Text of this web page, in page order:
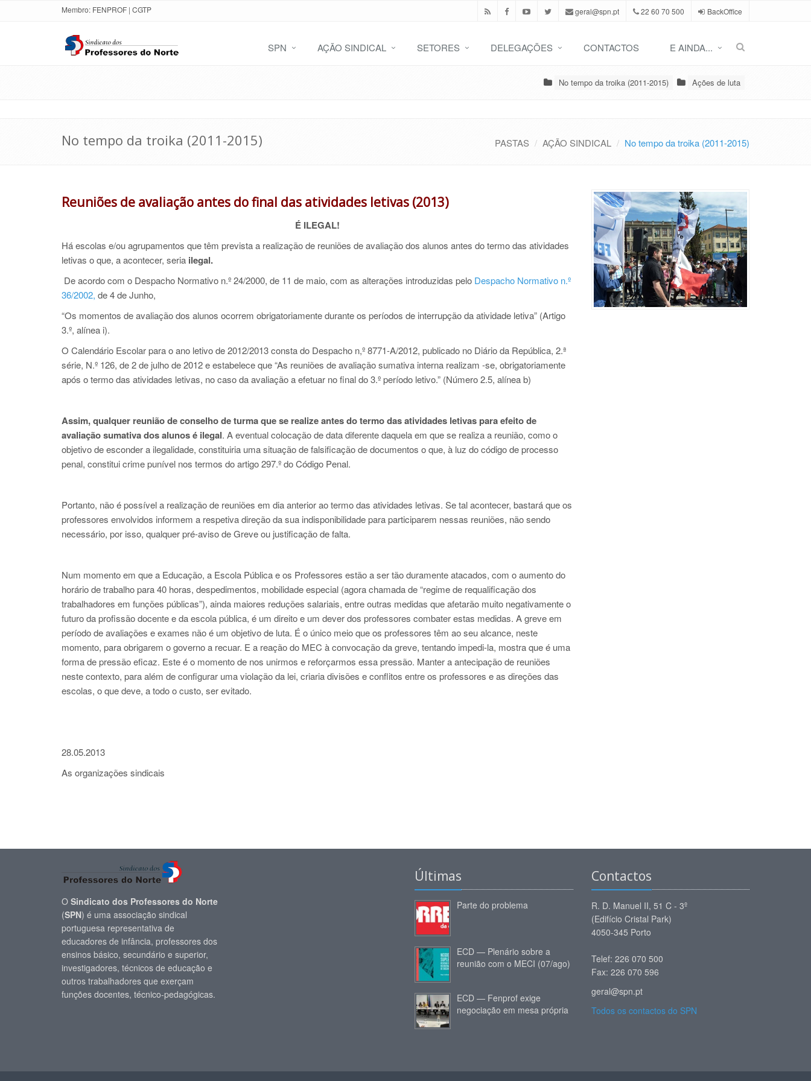
Membro: FENPROF | CGTP geral@spn.pt 22 60 70 500 BackOffice
SPN AÇÃO SINDICAL SETORES DELEGAÇÕES CONTACTOS E AINDA...
No tempo da troika (2011-2015) Ações de luta
No tempo da troika (2011-2015) PASTAS AÇÃO SINDICAL No tempo da troika (2011-2015)
Reuniões de avaliação antes do final das atividades letivas (2013)
É ILEGAL!
Há escolas e/ou agrupamentos que têm prevista a realização de reuniões de avaliação dos alunos antes do termo das atividades
letivas o que, a acontecer, seria ilegal.
De acordo com o Despacho Normativo n.º 24/2000, de 11 de maio, com as alterações introduzidas pelo Despacho Normativo n.º
36/2002, de 4 de Junho,
“Os momentos de avaliação dos alunos ocorrem obrigatoriamente durante os períodos de interrupção da atividade letiva” (Artigo
3.º, alínea i).
O Calendário Escolar para o ano letivo de 2012/2013 consta do Despacho n,º 8771-A/2012, publicado no Diário da República, 2.ª
série, N.º 126, de 2 de julho de 2012 e estabelece que “As reuniões de avaliação sumativa interna realizam -se, obrigatoriamente
após o termo das atividades letivas, no caso da avaliação a efetuar no final do 3.º período letivo.” (Número 2.5, alínea b)
Assim, qualquer reunião de conselho de turma que se realize antes do termo das atividades letivas para efeito de
avaliação sumativa dos alunos é ilegal. A eventual colocação de data diferente daquela em que se realiza a reunião, como o
objetivo de esconder a ilegalidade, constituiria uma situação de falsificação de documentos o que, à luz do código de processo
penal, constitui crime punível nos termos do artigo 297.º do Código Penal.
Portanto, não é possível a realização de reuniões em dia anterior ao termo das atividades letivas. Se tal acontecer, bastará que os
professores envolvidos informem a respetiva direção da sua indisponibilidade para participarem nessas reuniões, não sendo
necessário, por isso, qualquer pré-aviso de Greve ou justificação de falta.
Num momento em que a Educação, a Escola Pública e os Professores estão a ser tão duramente atacados, com o aumento do
horário de trabalho para 40 horas, despedimentos, mobilidade especial (agora chamada de “regime de requalificação dos
trabalhadores em funções públicas”), ainda maiores reduções salariais, entre outras medidas que afetarão muito negativamente o
futuro da profissão docente e da escola pública, é um direito e um dever dos professores combater estas medidas. A greve em
período de avaliações e exames não é um objetivo de luta. É o único meio que os professores têm ao seu alcance, neste
momento, para obrigarem o governo a recuar. E a reação do MEC à convocação da greve, tentando impedi-la, mostra que é uma
forma de pressão eficaz. Este é o momento de nos unirmos e reforçarmos essa pressão. Manter a antecipação de reuniões
neste contexto, para além de configurar uma violação da lei, criaria divisões e conflitos entre os professores e as direções das
escolas, o que deve, a todo o custo, ser evitado.
28.05.2013
As organizações sindicais
O Sindicato dos Professores do Norte
(SPN) é uma associação sindical
portuguesa representativa de
educadores de infância, professores dos
ensinos básico, secundário e superior,
investigadores, técnicos de educação e
outros trabalhadores que exerçam
funções docentes, técnico-pedagógicas.
Últimas
Parte do problema
ECD — Plenário sobre a
reunião com o MECI (07/ago)
ECD — Fenprof exige
negociação em mesa própria
Contactos
R. D. Manuel II, 51 C - 3º
(Edifício Cristal Park)
4050-345 Porto
Telef: 226 070 500
Fax: 226 070 596
geral@spn.pt
Todos os contactos do SPN